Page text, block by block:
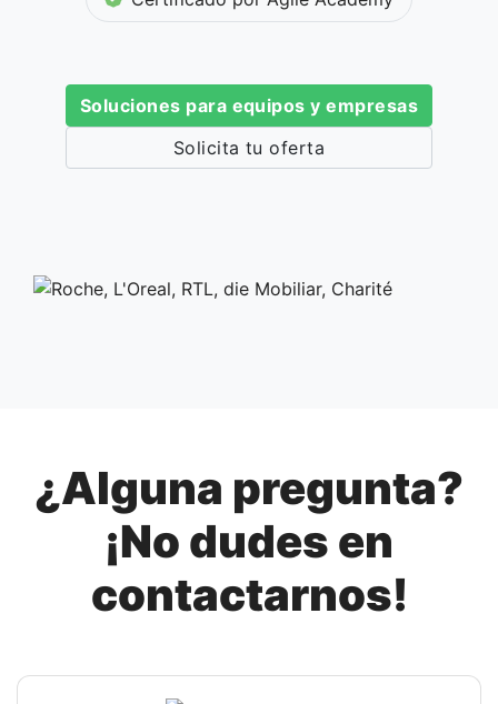
Soluciones para equipos y empresas
Solicita tu oferta
¿Alguna pregunta?
¡No dudes en
contactarnos!